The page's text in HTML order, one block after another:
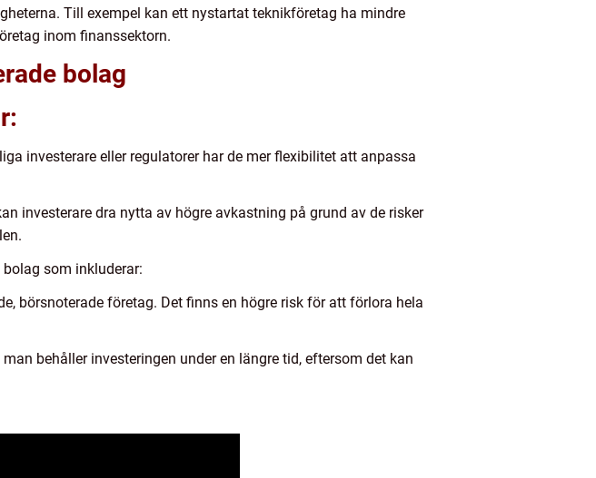
Till exempel kan ett nystartat teknikföretag ha mindre
inom finanssektorn.
bolag
investerare eller regulatorer har de mer flexibilitet att anpassa
investerare dra nytta av högre avkastning på grund av de risker
som inkluderar:
börsnoterade företag. Det finns en högre risk för att förlora hela
behåller investeringen under en längre tid, eftersom det kan